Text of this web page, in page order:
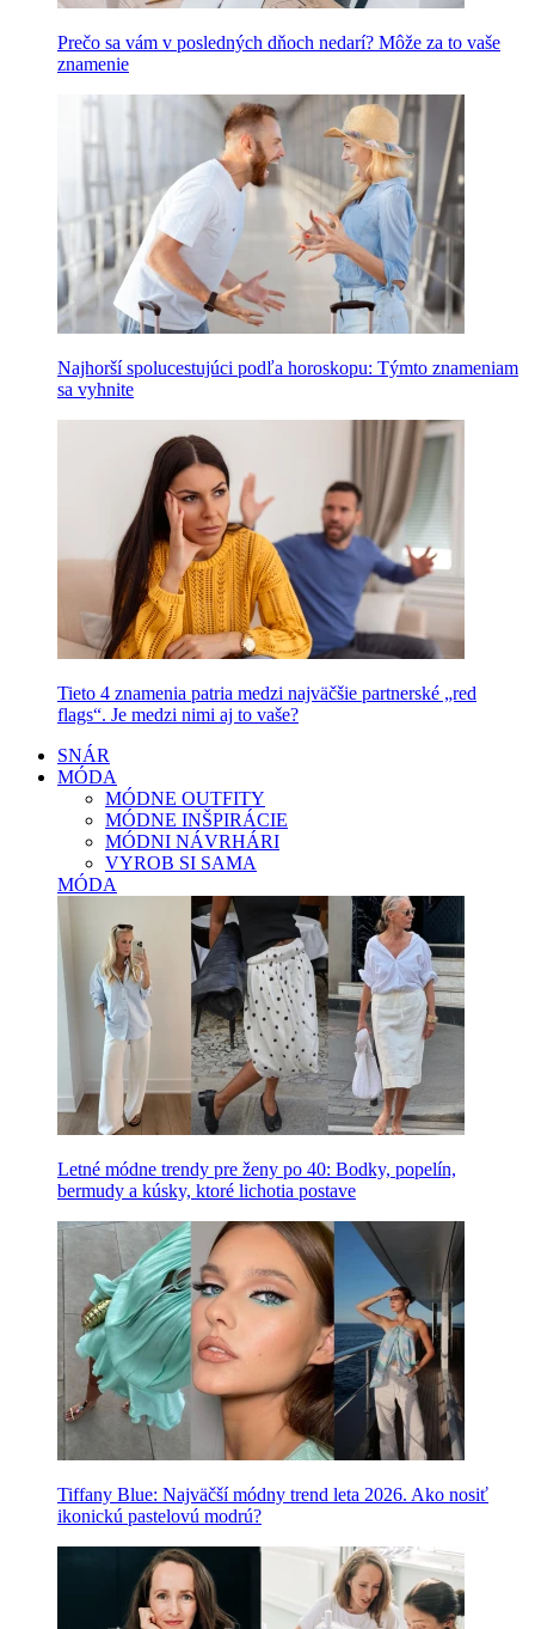
Prečo sa vám v posledných dňoch nedarí? Môže za to vaše
znamenie
Najhorší spolucestujúci podľa horoskopu: Týmto znameniam
sa vyhnite
Tieto 4 znamenia patria medzi najväčšie partnerské „red
flags“. Je medzi nimi aj to vaše?
SNÁR
MÓDA
MÓDNE OUTFITY
MÓDNE INŠPIRÁCIE
MÓDNI NÁVRHÁRI
VYROB SI SAMA
MÓDA
Letné módne trendy pre ženy po 40: Bodky, popelín,
bermudy a kúsky, ktoré lichotia postave
Tiffany Blue: Najväčší módny trend leta 2026. Ako nosiť
ikonickú pastelovú modrú?